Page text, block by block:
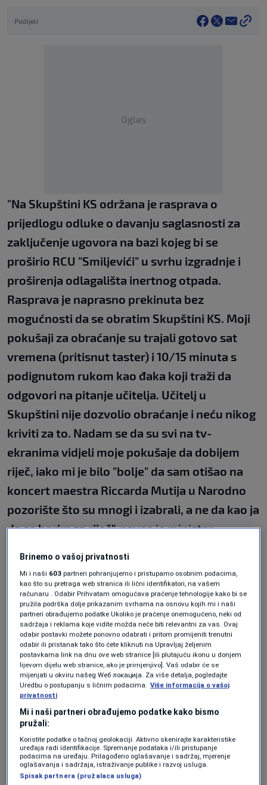
Podijeli
Oglas
"Na Skupštini KS održana je rasprava o
prijedlogu odluke o davanju saglasnosti za
zaključenje ugovora na bazi kojeg bi se
proširio RCU "Smiljevići" u svrhu izgradnje i
proširenja odlagališta inertnog otpada.
Rasprava je naprasno prekinuta bez
mogućnosti da se obratim Skupštini KS. Moji
pokušaji za obraćanje su trajali gotovo sat
vremena (pritisnut taster) i 10/15 minuta s
podignutom rukom kao đaka koji traži da
odgovori na pitanje učitelja. Učitelj u
Skupštini nije dozvolio obraćanje i neću nikog
kriviti za to. Nadam se da su svi na tv-
ekranima vidjeli moje pokušaje da dobijem
riječ, iako mi je bilo "bolje" da sam otišao na
koncert maestra Riccarda Mutija u Narodno
pozorište što su mnogi i izabrali, a ne da kao ja
da se borim za riječ",naveo je ministar
Potom je dodao:
"Zašto se na ovakav način obraćam? Drugog
načina nemam osim putem saopćenja. Ja ne
znam hoću li i u nastavku sjednice dobiti
priliku za obraćanje jer tačka dnevnog reda
može biti skinuta i stoga ovim putem žalim da
pojasnim nekoliko stvari. Dana 10.10.2023.
godine održao sam sastanak sa
predstavnicima Svjetske banke i samo ću
citirati jednu rečenicu s tog sastanka:
Brinemo o vašoj privatnosti
Mi i naši 603 partneri pohranjujemo i pristupamo osobnim podacima,
kao što su pretraga web stranica ili lični identifikatori, na vašem
računaru . Odabir Prihvatam omogućava praćenje tehnologije kako bi se
pružila podrška dolje prikazanim svrhama na osnovu kojih mi i naši
partneri obrađujemo podatke Ukoliko je praćenje onemogućeno, neki od
sadržaja i reklama koje vidite možda neće biti relevantni za vas. Ovaj
odabir postavki možete ponovno odabrati i pritom promijeniti trenutni
odabir ili pristanak tako što ćete kliknuti na Upravljaj željenim
postavkama link na dnu ove web stranice [ili plutajuću ikonu u donjem
lijevom dijelu web stranice, ako je primjenjivo]. Vaš odabir će se
mijenjati u okviru našeg Wеб локација. Za više detalja, pogledajte
Uredbu o postupanju s ličnim podacima. Više informacija o vašoj
privatnosti
Mi i naši partneri obrađujemo podatke kako bismo
pružali:
Koristite podatke o tačnoj geolokaciji. Aktivno skenirajte karakteristike
uređaja radi identifikacije. Spremanje podataka i/ili pristupanje
podacima na uređaju. Prilagođeno oglašavanje i sadržaj, mjerenje
oglašavanja i sadržaja, istraživanje publike i razvoj usluga.
Spisak partnera (pružalaca usluga)